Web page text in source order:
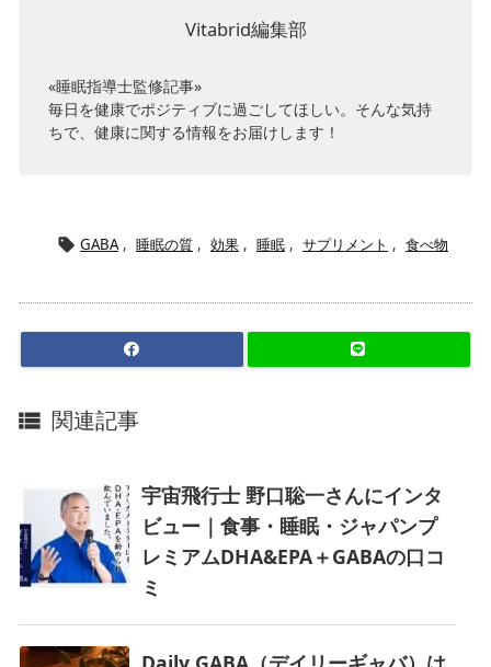
Vitabrid編集部
«睡眠指導士監修記事»
毎日を健康でポジティブに過ごしてほしい。そんな気持
ちで、健康に関する情報をお届けします！
 GABA , 睡眠の質 , 効果 , 睡眠 , サプリメント , 食べ物
 関連記事
宇宙飛行士 野口聡一さんにインタ
ビュー｜食事・睡眠・ジャパンプ
レミアムDHA&EPA＋GABAの口コ
ミ